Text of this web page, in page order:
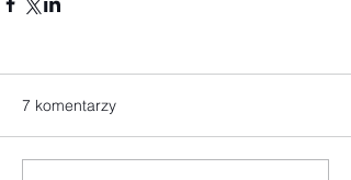
7 komentarzy